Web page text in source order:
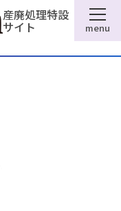
産廃処理特設
サイト menu